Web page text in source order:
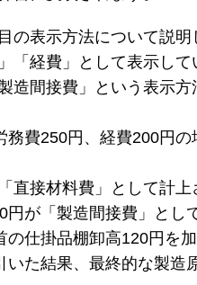
の表示方法について説明
「経費」として表示し
造間接費」という表示
費250円、経費200円
直接材料費」として計
円が「製造間接費」とし
の仕掛品棚卸高120円を
た結果、最終的な製造